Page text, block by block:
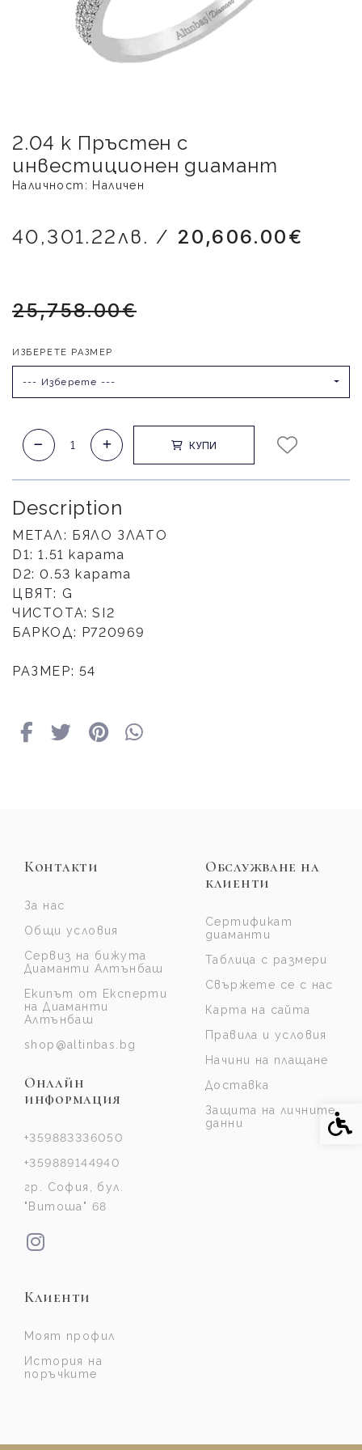
2.04 к Пръстен с
инвестиционен диамант
Наличност: Наличен
40,301.22лв. / 20,606.00€
25,758.00€
ИЗБЕРЕТЕ РАЗМЕР
--- Изберете ---
КУПИ
Description
МЕТАЛ: БЯЛО ЗЛАТО
D1: 1.51 карата
D2: 0.53 карата
ЦВЯТ: G
ЧИСТОТА: SI2
БАРКОД: Р720969
РАЗМЕР: 54
Контакти
За нас
Общи условия
Сервиз на бижута
Диаманти Алтънбаш
Екипът от Експерти
на Диаманти
Алтънбаш
shop@altinbas.bg
Онлайн
информация
+359883336050
+359889144940
гр. София, бул.
"Витоша" 68
Обслужване на
клиенти
Сертификат
диаманти
Таблица с размери
Свържете се с нас
Карта на сайта
Правила и условия
Начини на плащане
Доставка
Защита на личните
данни
Клиенти
Моят профил
История на
поръчките